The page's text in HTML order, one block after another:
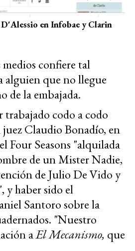
en Infobae y Clarin
confiere tal
alguien que no llegue
de la embajada.
trabajado codo a codo
Claudio Bonadío, en
Four Seasons "alquilada
de un Mister Nadie,
de Julio De Vido y
y haber sido el
Santoro sobre la
"Nuestro
aEl Mecanismo, que